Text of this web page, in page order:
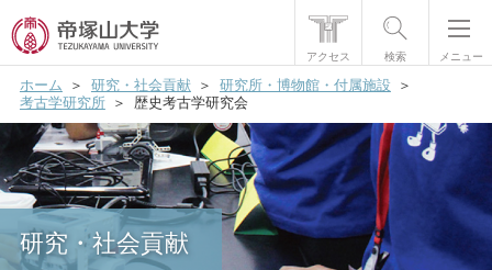
アクセス 検索 メニュー
帝塚山大学について
学部・大学院
学生生活
国際交流
ホーム 研究・社会貢献
研究所・博物館・付属施設
考古学研究所
歴史考古学研究会
研究・社会貢献